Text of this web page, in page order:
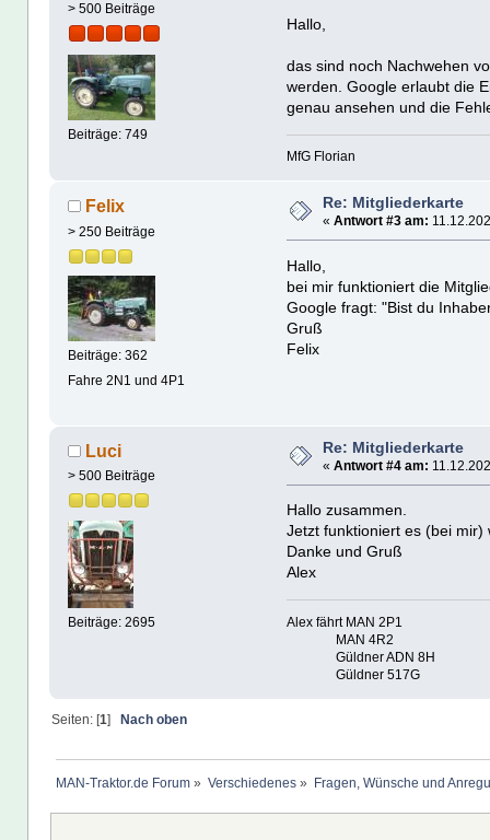
> 500 Beiträge
Beiträge: 749
Hallo,
das sind noch Nachwehen
werden. Google erlaubt die
genau ansehen und die
MfG Florian
Felix
> 250 Beiträge
Beiträge: 362
Fahre 2N1 und 4P1
Re: Mitgliederkarte
« Antwort #3 am:
Hallo,
bei mir funktioniert die
Google fragt: "Bist du
Gruß
Felix
Luci
> 500 Beiträge
Beiträge: 2695
Re: Mitgliederkarte
« Antwort #4 am:
Hallo zusammen.
Jetzt funktioniert es (bei
Danke und Gruß
Alex
Alex fährt MAN 2P1
MAN 4R2
Güldner ADN 8H
Güldner 517G
Seiten: [1] Nach oben
MAN-Traktor.de Forum » Verschiedenes » Fragen, Wünsche und